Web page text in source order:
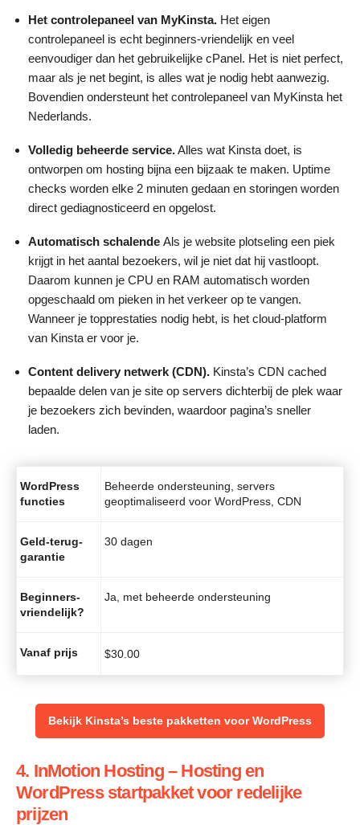
Het controlepaneel van MyKinsta. Het eigen
controlepaneel is echt beginners-vriendelijk en veel
eenvoudiger dan het gebruikelijke cPanel. Het is niet perfect,
maar als je net begint, is alles wat je nodig hebt aanwezig.
Bovendien ondersteunt het controlepaneel van MyKinsta het
Nederlands.
Volledig beheerde service.Alles wat Kinsta doet, is
ontworpen om hosting bijna een bijzaak te maken. Uptime
checks worden elke 2 minuten gedaan en storingen worden
direct gediagnosticeerd en opgelost.
Automatisch schalende Als je website plotseling een piek
krijgt in het aantal bezoekers, wil je niet dat hij vastloopt.
Daarom kunnen je CPU en RAM automatisch worden
opgeschaald om pieken in het verkeer op te vangen.
Wanneer je topprestaties nodig hebt, is het cloud-platform
van Kinsta er voor je.
Content delivery netwerk (CDN). Kinsta’s CDN cached
bepaalde delen van je site op servers dichterbij de plek waar
je bezoekers zich bevinden, waardoor pagina’s sneller
laden.
WordPress
functies
Beheerde ondersteuning, servers
geoptimaliseerd voor WordPress, CDN
Geld-terug-
garantie
30 dagen
Beginners-
vriendelijk?
Ja, met beheerde ondersteuning
Vanaf prijs $30.00
Bekijk Kinsta’s beste pakketten voor WordPress
4. InMotion Hosting – Hosting en
WordPress startpakket voor redelijke
prijzen